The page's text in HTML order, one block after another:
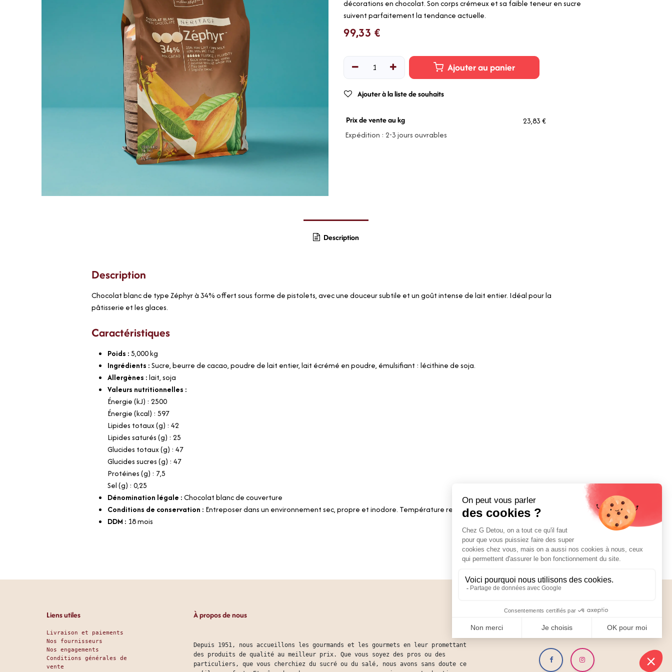
décorations en chocolat. Son corps crémeux et sa faible teneur en sucre
suivent parfaitement la tendance actuelle.
99,33 €
Ajouter au panier
Ajouter à la liste de souhaits
Prix de vente au kg
23,83 €
Expédition : 2-3 jours ouvrables
Description
Description
Chocolat blanc de type Zéphyr à 34% offert sous forme de pistolets, avec une douceur subtile et un goût intense de lait entier. Idéal pour la
pâtisserie et les glaces.
Caractéristiques
Poids :5,000kg
Ingrédients :Sucre, beurre de cacao, poudre de lait entier, lait écrémé en poudre, émulsifiant : lécithine de soja.
Allergènes :lait, soja
Valeurs nutritionnelles :
Énergie (kJ) : 2500
Énergie (kcal) : 597
Lipides totaux (g) : 42
Lipides saturés (g) : 25
Glucides totaux (g) : 47
Glucides sucres (g) : 47
Protéines (g) : 7,5
Sel (g) : 0,25
Dénomination légale :Chocolat blanc de couverture
Conditions de conservation : Entreposer dans un environnement sec, propre et inodore. Température recommandée : entre 12°C et 20°C.
DDM : 18 mois
Liens utiles
Livraison et paiements
Nos fournisseurs
Nos engagements
Conditions générales de
vente
À propos de nous
Depuis 1951, nous accueillons les gourmands et les gourmets en leur promettant
des produits de qualité au meilleur prix. Que vous soyez des pros ou des
particuliers, que vous cherchiez du sucré ou du salé, nous avons sans doute ce
Nos réseaux